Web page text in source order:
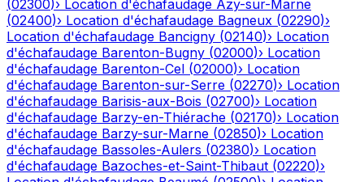
(02300)› Location d'échafaudage Azy-sur-Marne
(02400)› Location d'échafaudage Bagneux (02290)›
Location d'échafaudage Bancigny (02140)› Location
d'échafaudage Barenton-Bugny (02000)› Location
d'échafaudage Barenton-Cel (02000)› Location
d'échafaudage Barenton-sur-Serre (02270)› Location
d'échafaudage Barisis-aux-Bois (02700)› Location
d'échafaudage Barzy-en-Thiérache (02170)› Location
d'échafaudage Barzy-sur-Marne (02850)› Location
d'échafaudage Bassoles-Aulers (02380)› Location
d'échafaudage Bazoches-et-Saint-Thibaut (02220)›